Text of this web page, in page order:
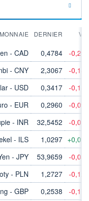
MONNAIE DERNIER
- CAD 0,4784 -
- CNY 2,3067 -
- USD 0,3417 -
- EUR 0,2960 -
- INR 32,5452 -
- ILS 1,0297
- JPY 53,9659 -
- PLN 1,2727 -
- GBP 0,2538 -